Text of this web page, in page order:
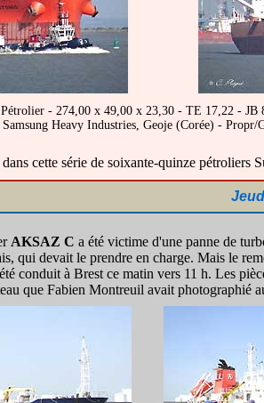
- 274,00 x 49,00 x 23,30 - TE 17,22 -
Heavy Industries, Geoje (Corée) -
cette série de soixante-quinze
AKSAZ C a été victime d'une panne de
qui devait le prendre en charge. Mais le
conduit à Brest ce matin vers 11 h. Les
que Fabien Montreuil avait photographié